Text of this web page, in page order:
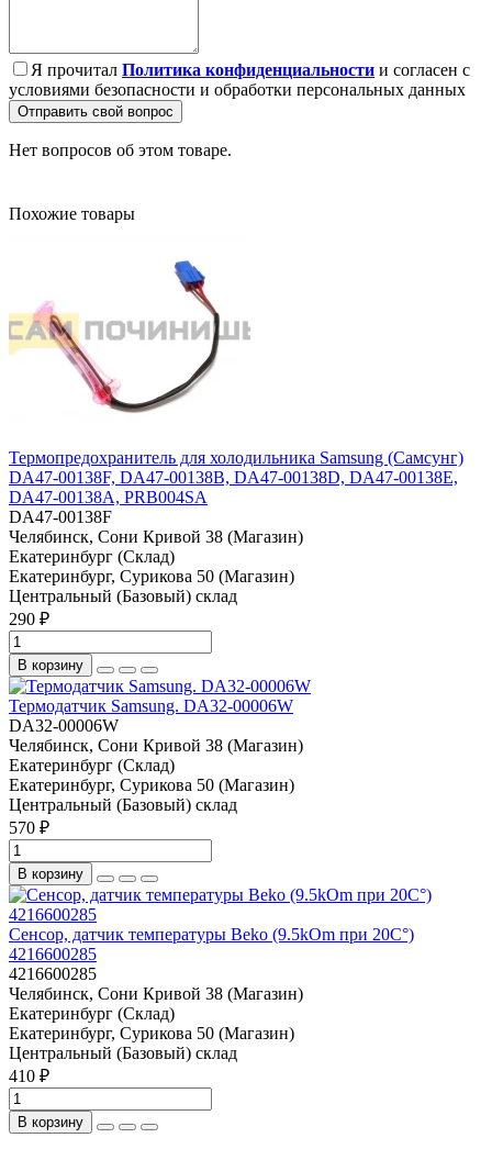
Я прочитал Политика конфиденциальности и согласен с
условиями безопасности и обработки персональных данных
Отправить свой вопрос
Нет вопросов об этом товаре.
Похожие товары
Термопредохранитель для холодильника Samsung (Самсунг)
DA47-00138F, DA47-00138B, DA47-00138D, DA47-00138E,
DA47-00138A, PRB004SA
DA47-00138F
Челябинск, Сони Кривой 38 (Магазин)
Екатеринбург (Склад)
Екатеринбург, Сурикова 50 (Магазин)
Центральный (Базовый) склад
290 ₽
В корзину
Термодатчик Samsung. DA32-00006W
DA32-00006W
Челябинск, Сони Кривой 38 (Магазин)
Екатеринбург (Склад)
Екатеринбург, Сурикова 50 (Магазин)
Центральный (Базовый) склад
570 ₽
В корзину
Сенсор, датчик температуры Beko (9.5kOm при 20C°)
4216600285
4216600285
Челябинск, Сони Кривой 38 (Магазин)
Екатеринбург (Склад)
Екатеринбург, Сурикова 50 (Магазин)
Центральный (Базовый) склад
410 ₽
В корзину